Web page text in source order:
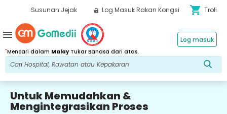
Susunan Jejak Log Masuk Rakan Kongsi shopping_cart Troli
*Mencari dalam MalayTukar Bahasa dari atas.
Log masuk
menu
Untuk Memudahkan &
Mengintegrasikan Proses